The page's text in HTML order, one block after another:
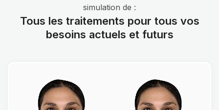
simulation de :
Tous les traitements pour tous vos
besoins actuels et futurs